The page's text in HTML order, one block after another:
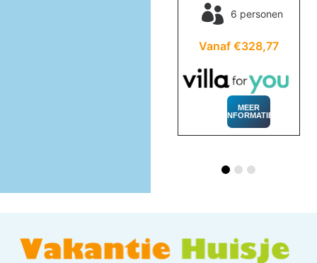
6 personen
Vanaf €328,77
MEER
INFORMATIE